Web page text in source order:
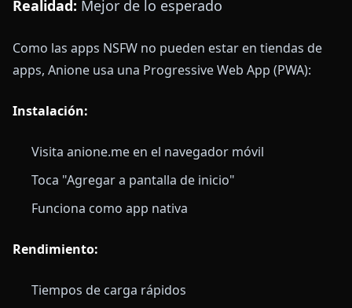
Realidad: Mejor de lo esperado
Como las apps NSFW no pueden estar en tiendas de
apps, Anione usa una Progressive Web App (PWA):
Instalación:
Visita anione.me en el navegador móvil
Toca "Agregar a pantalla de inicio"
Funciona como app nativa
Rendimiento:
Tiempos de carga rápidos